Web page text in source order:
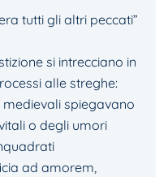
tutti gli altri peccati”
si intrecciano in
alle streghe:
spiegavano
o degli umori
ad amorem,